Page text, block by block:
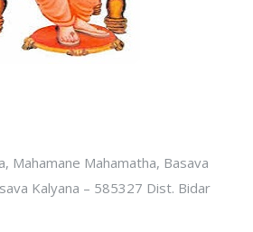
Mahamane Mahamatha, Basava
Kalyana – 585327 Dist. Bidar